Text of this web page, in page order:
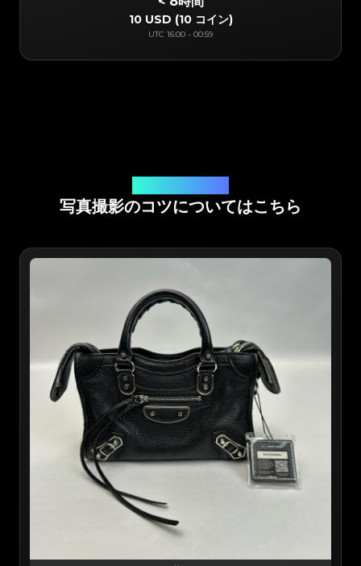
10 USD (10 コイン)
UTC 16:00 - 00:59
写真撮影のコツについてはこちら